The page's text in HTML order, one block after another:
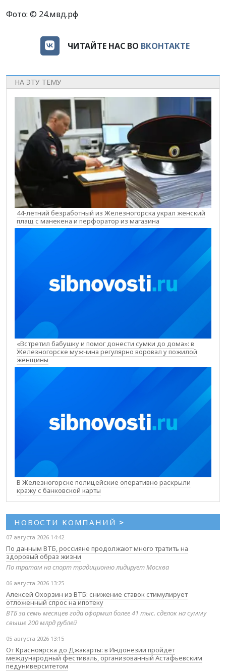
Фото: © 24.мвд.рф
ЧИТАЙТЕ НАС ВО ВКОНТАКТЕ
НА ЭТУ ТЕМУ
44-летний безработный из Железногорска украл женский
плащ с манекена и перфоратор из магазина
«Встретил бабушку и помог донести сумки до дома»: в
Железногорске мужчина регулярно воровал у пожилой
женщины
В Железногорске полицейские оперативно раскрыли
кражу с банковской карты
НОВОСТИ КОМПАНИЙ >
07 августа 2026 14:42
По данным ВТБ, россияне продолжают много тратить на
здоровый образ жизни
По тратам на спорт традиционно лидирует Москва
06 августа 2026 13:25
Алексей Охорзин из ВТБ: снижение ставок стимулирует
отложенный спрос на ипотеку
ВТБ за семь месяцев года оформил более 41 тыс. сделок на сумму
свыше 200 млрд рублей
05 августа 2026 13:15
От Красноярска до Джакарты: в Индонезии пройдёт
международный фестиваль, организованный Астафьевским
педуниверситетом